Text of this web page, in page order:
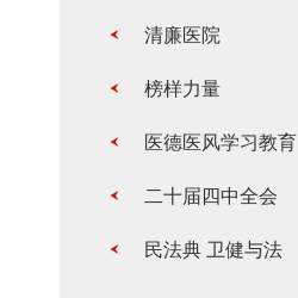
清廉医院
榜样力量
医德医风学习教育
二十届四中全会
民法典 卫健与法